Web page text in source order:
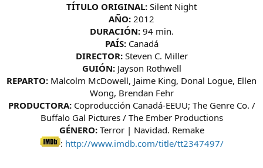
TÍTULO ORIGINAL: Silent Night
AÑO: 2012
DURACIÓN:94 min.
PAÍS:Canadá
DIRECTOR:Steven C. Miller
GUIÓN:Jayson Rothwell
REPARTO: Malcolm McDowell, Jaime King, Donal Logue, Ellen
Wong, Brendan Fehr
PRODUCTORA:Coproducción Canadá-EEUU; The Genre Co. /
Buffalo Gal Pictures / The Ember Productions
GÉNERO:Terror | Navidad. Remake
: http://www.imdb.com/title/tt2347497/